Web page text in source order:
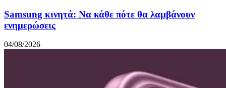
Samsung κινητά: Να κάθε πότε θα λαμβάνουν
ενημερώσεις
04/08/2026